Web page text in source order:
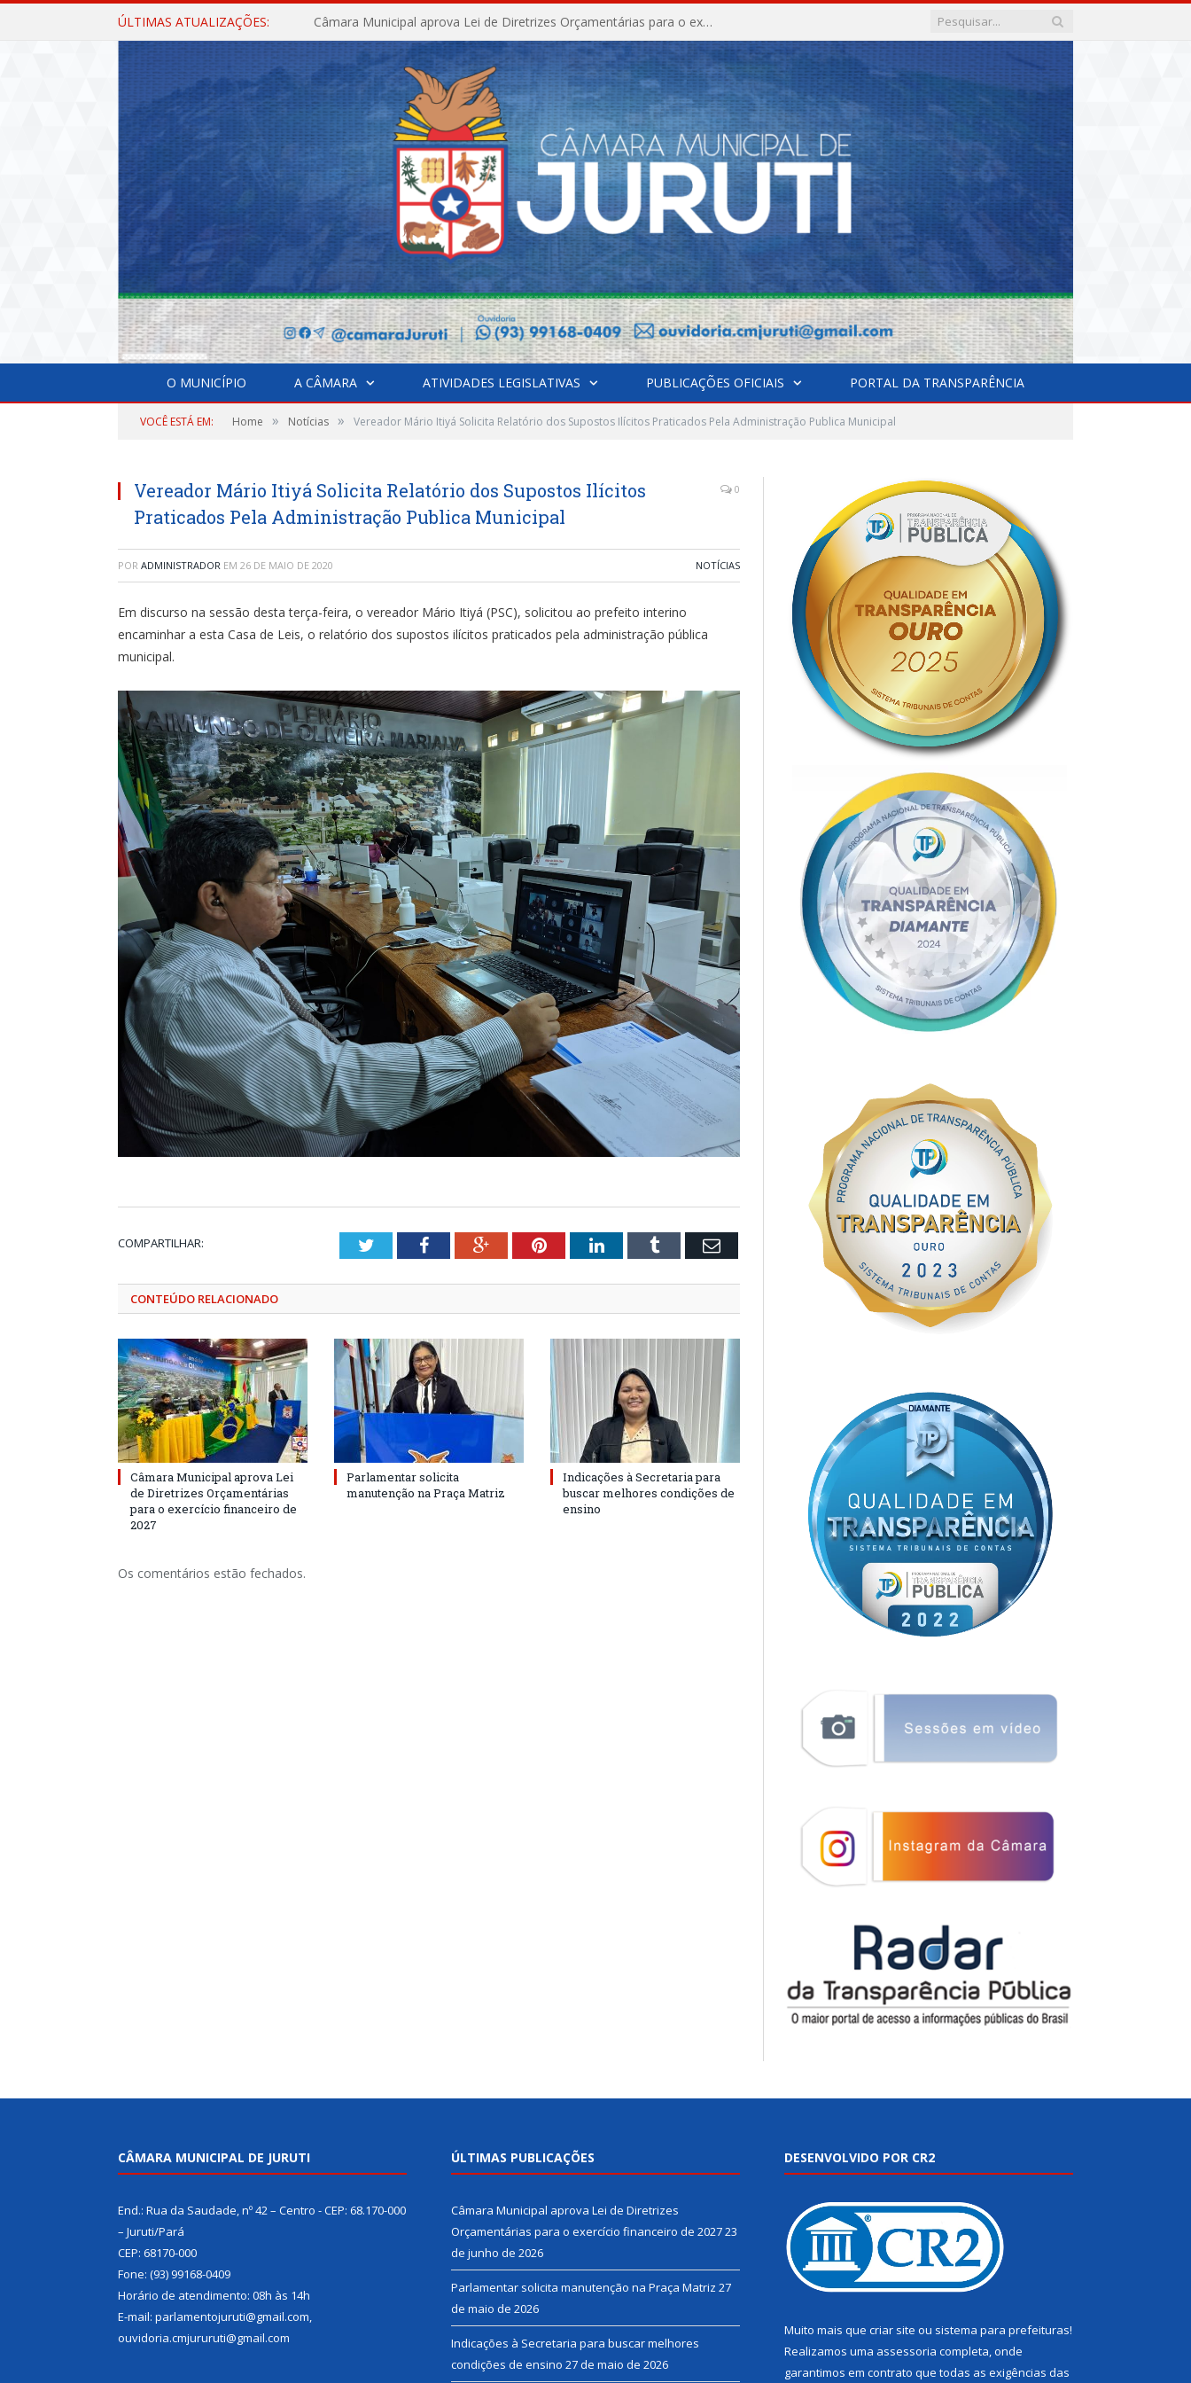
ÚLTIMAS ATUALIZAÇÕES: Câmara Municipal aprova Lei de Diretrizes Orçamentárias para o exercício financeiro de 2027
O MUNICÍPIO A CÂMARA ATIVIDADES LEGISLATIVAS PUBLICAÇÕES OFICIAIS PORTAL DA TRANSPARÊNCIA
VOCÊ ESTÁ EM: Home » Notícias » Vereador Mário Itiyá Solicita Relatório dos Supostos Ilícitos Praticados Pela Administração Publica Municipal
Vereador Mário Itiyá Solicita Relatório dos Supostos Ilícitos
Praticados Pela Administração Publica Municipal
0
POR ADMINISTRADOR EM 26 DE MAIO DE 2020 NOTÍCIAS
Em discurso na sessão desta terça-feira, o vereador Mário Itiyá (PSC), solicitou ao prefeito interino
encaminhar a esta Casa de Leis, o relatório dos supostos ilícitos praticados pela administração pública
municipal.
COMPARTILHAR: TwitterFacebookGoogle+PinterestLinkedInTumblr Email
CONTEÚDO RELACIONADO
Câmara Municipal aprova Lei
de Diretrizes Orçamentárias
para o exercício financeiro de
2027
Parlamentar solicita
manutenção na Praça Matriz
Indicações à Secretaria para
buscar melhores condições de
ensino
Os comentários estão fechados.
CÂMARA MUNICIPAL DE JURUTI
End.: Rua da Saudade, nº 42 – Centro - CEP: 68.170-000
– Juruti/Pará
CEP: 68170-000
Fone: (93) 99168-0409
Horário de atendimento: 08h às 14h
E-mail: parlamentojuruti@gmail.com,
ouvidoria.cmjururuti@gmail.com
ÚLTIMAS PUBLICAÇÕES
Câmara Municipal aprova Lei de Diretrizes
Orçamentárias para o exercício financeiro de 202723
de junho de 2026
Parlamentar solicita manutenção na Praça Matriz 27
de maio de 2026
Indicações à Secretaria para buscar melhores
condições de ensino 27 de maio de 2026
DESENVOLVIDO POR CR2
Muito mais que criar site ou sistema para prefeituras!
Realizamos uma assessoria completa, onde
garantimos em contrato que todas as exigências das